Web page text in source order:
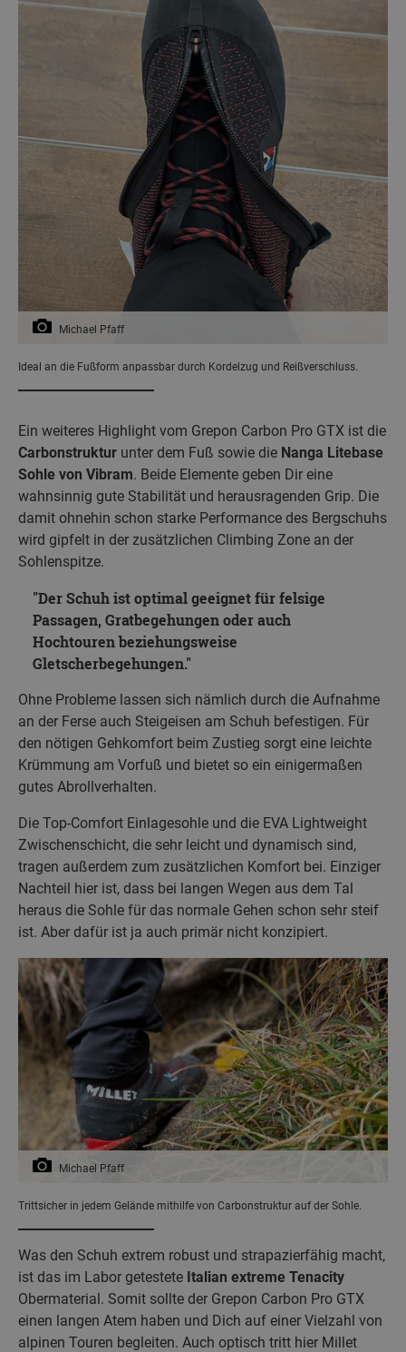
Michael Pfaff
Ideal an die Fußform anpassbar durch Kordelzug und Reißverschluss.
Ein weiteres Highlight vom Grepon Carbon Pro GTX ist die
Carbonstruktur unter dem Fuß sowie die Nanga Litebase
Sohle von Vibram. Beide Elemente geben Dir eine
wahnsinnig gute Stabilität und herausragenden Grip. Die
damit ohnehin schon starke Performance des Bergschuhs
wird gipfelt in der zusätzlichen Climbing Zone an der
Sohlenspitze.
Der Schuh ist optimal geeignet für felsige
Passagen, Gratbegehungen oder auch
Hochtouren beziehungsweise
Gletscherbegehungen.
Ohne Probleme lassen sich nämlich durch die Aufnahme
an der Ferse auch Steigeisen am Schuh befestigen. Für
den nötigen Gehkomfort beim Zustieg sorgt eine leichte
Krümmung am Vorfuß und bietet so ein einigermaßen
gutes Abrollverhalten.
Die Top-Comfort Einlagesohle und die EVA Lightweight
Zwischenschicht, die sehr leicht und dynamisch sind,
tragen außerdem zum zusätzlichen Komfort bei. Einziger
Nachteil hier ist, dass bei langen Wegen aus dem Tal
heraus die Sohle für das normale Gehen schon sehr steif
ist. Aber dafür ist ja auch primär nicht konzipiert.
Michael Pfaff
Trittsicher in jedem Gelände mithilfe von Carbonstruktur auf der Sohle.
Was den Schuh extrem robust und strapazierfähig macht,
ist das im Labor getestete Italian extreme Tenacity
Obermaterial. Somit sollte der Grepon Carbon Pro GTX
einen langen Atem haben und Dich auf einer Vielzahl von
alpinen Touren begleiten. Auch optisch tritt hier Millet